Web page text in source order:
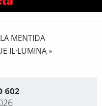
MENTIDA
IL·LUMINA »
602